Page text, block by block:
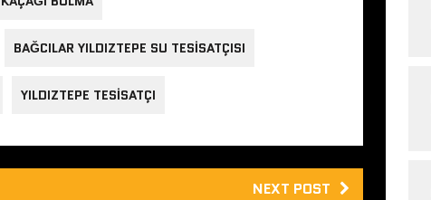
BAĞCILAR YILDIZTEPE SU TESISATÇISI
YILDIZTEPE TESISATÇI
NEXT POST